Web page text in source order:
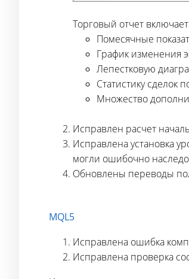
Торговый отчет
Помесячные
График изменения
Лепестковую
Статистику сделок
Множество
Исправлен расчет
Исправлена установка
могли ошибочно
Обновлены переводы
MQL5
Исправлена ошибка
Исправлена проверка